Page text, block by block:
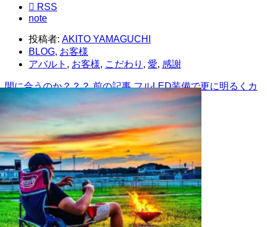
 RSS
note
投稿者: AKITO YAMAGUCHI
BLOG, お客様
アバルト , お客様, こだわり , 愛, 感謝
間に合うのか？？？ 前の記事 フルLED装備で更に明るくカ
ッコよく 次の記事